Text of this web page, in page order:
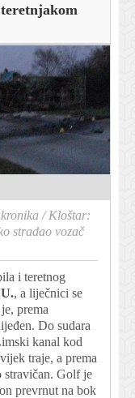
/Kloštar:
stradao vozač
i teretnog
, a liječnici se
prema
Do sudara
kanal kod
traje, a prema
stravičan. Golf je
prevrnut na bok